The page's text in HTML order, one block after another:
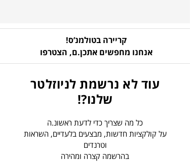
קריירה בטולמנ’ס!
אנחנו מחפשים אתכן.ם, הצטרפו
עוד לא נרשמת לניוזלטר
שלנו?!
כל מה שצריך כדי לדעת ראשונ.ה
על קולקציות חדשות, מבצעים בלעדיים, השראות
וטרנדים
בהרשמה קצרה ומהירה